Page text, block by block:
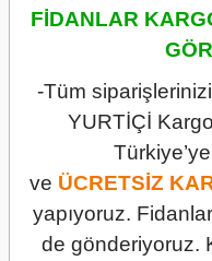
FİDANLAR
-Tüm
YURTİÇİ
ve ÜCRETSİZ
yapıyoruz.
de gönderiyoruz.